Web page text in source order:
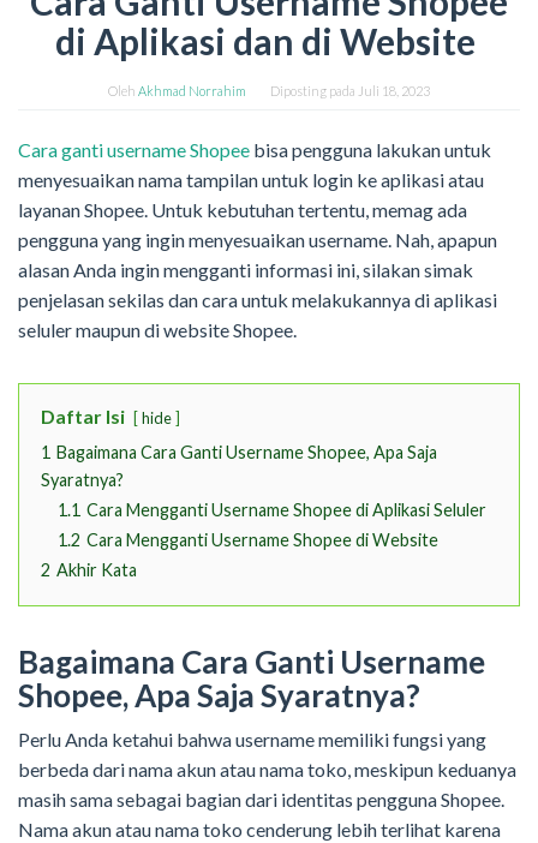
di Aplikasi dan di Website
Oleh Akhmad Norrahim Diposting pada Juli 18, 2023
Cara ganti username Shopee bisa pengguna lakukan untuk
menyesuaikan nama tampilan untuk login ke aplikasi atau
layanan Shopee. Untuk kebutuhan tertentu, memag ada
pengguna yang ingin menyesuaikan username. Nah, apapun
alasan Anda ingin mengganti informasi ini, silakan simak
penjelasan sekilas dan cara untuk melakukannya di aplikasi
seluler maupun di website Shopee.
Daftar Isi hide
1 Bagaimana Cara Ganti Username Shopee, Apa Saja
Syaratnya?
1.1 Cara Mengganti Username Shopee di Aplikasi Seluler
1.2 Cara Mengganti Username Shopee di Website
2 Akhir Kata
Bagaimana Cara Ganti Username
Shopee, Apa Saja Syaratnya?
Perlu Anda ketahui bahwa username memiliki fungsi yang
berbeda dari nama akun atau nama toko, meskipun keduanya
masih sama sebagai bagian dari identitas pengguna Shopee.
Nama akun atau nama toko cenderung lebih terlihat karena